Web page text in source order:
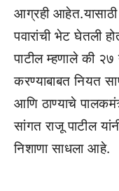
आग्रही आहेत.यासाठी
पवारांची भेट घेतली
पाटील म्हणाले की २७
करण्याबाबत नियत
आणि ठाण्याचे
सांगत राजू पाटील
निशाणा साधला आहे.